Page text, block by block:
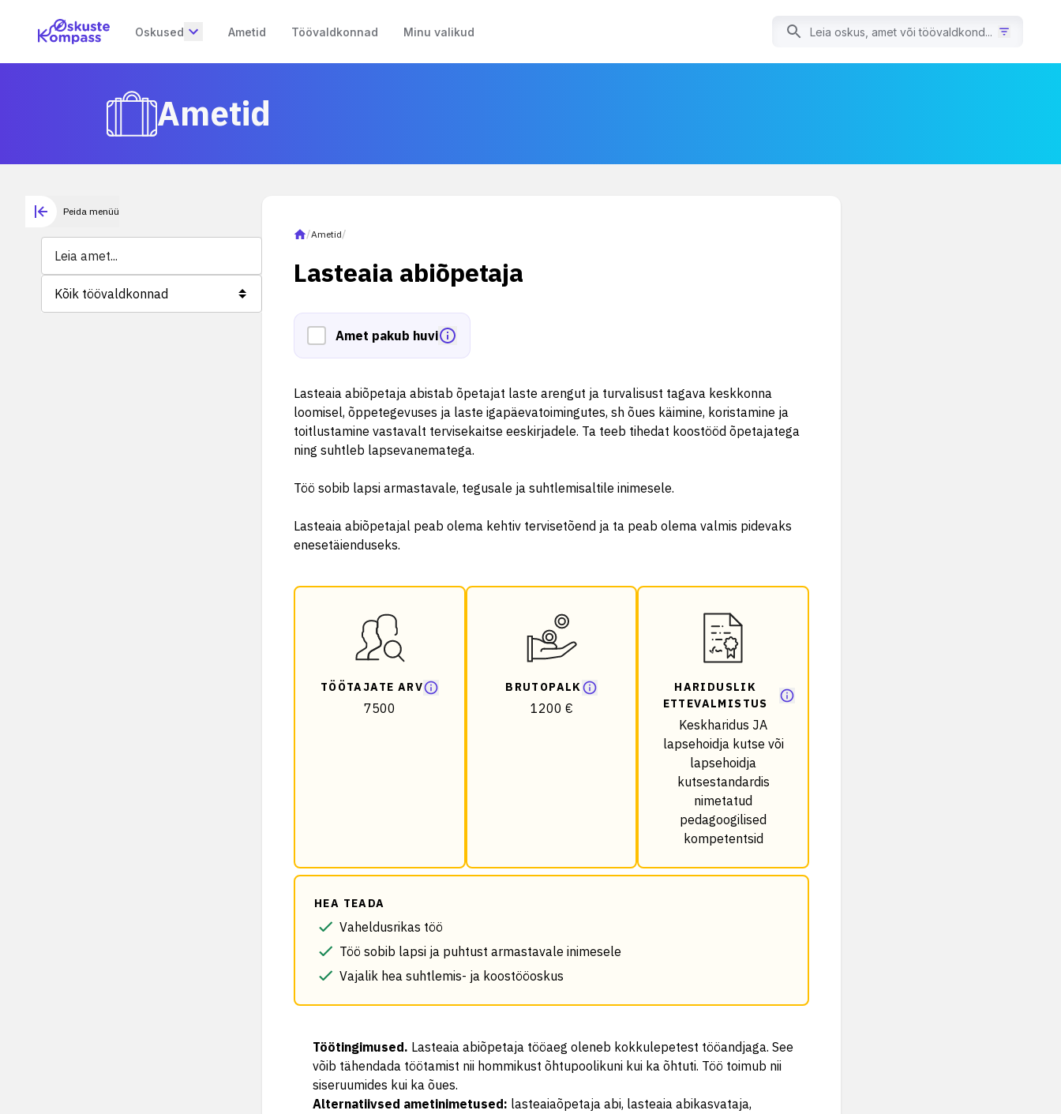
Oskused Ametid Töövaldkonnad Minu valikud
Ametid
Peida menüü
Kõik töövaldkonnad
/Ametid/
Lasteaia abiõpetaja
Amet pakub huvi
Lasteaia abiõpetaja abistab õpetajat laste arengut ja turvalisust tagava keskkonna
loomisel, õppetegevuses ja laste igapäevatoimingutes, sh õues käimine, koristamine ja
toitlustamine vastavalt tervisekaitse eeskirjadele. Ta teeb tihedat koostööd õpetajatega
ning suhtleb lapsevanematega.
Töö sobib lapsi armastavale, tegusale ja suhtlemisaltile inimesele.
Lasteaia abiõpetajal peab olema kehtiv tervisetõend ja ta peab olema valmis pidevaks
enesetäienduseks.
TÖÖTAJATE ARV
7500
BRUTOPALK
1200 €
HARIDUSLIK
ETTEVALMISTUS
Keskharidus JA
lapsehoidja kutse või
lapsehoidja
kutsestandardis
nimetatud
pedagoogilised
kompetentsid
HEA TEADA
Vaheldusrikas töö
Töö sobib lapsi ja puhtust armastavale inimesele
Vajalik hea suhtlemis- ja koostööoskus
Töötingimused. Lasteaia abiõpetaja tööaeg oleneb kokkulepetest tööandjaga. See
võib tähendada töötamist nii hommikust õhtupoolikuni kui ka õhtuti. Töö toimub nii
siseruumides kui ka õues.
Alternatiivsed ametinimetused: lasteaiaõpetaja abi, lasteaia abikasvataja,